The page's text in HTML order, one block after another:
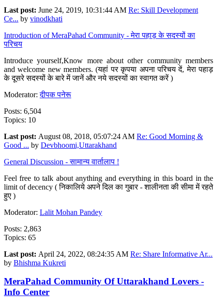
Last post: June 24, 2019, 10:31:44 AM Re: Skill Development
Ce... by vinodkhati
Introduction of MeraPahad Community - मेरा पहाड़ के सदस्यों का
परिचय
Introduce yourself,Know more about other community members
and welcome new members. (यहां पर कृपया अपना परिचय दें, मेरा पहाड़
के दूसरे सदस्यों के बारे में जानें और नये सदस्यों का स्वागत करें )
Moderator:दीपक पनेरू
Posts: 6,504
Topics: 10
Last post: August 08, 2018, 05:07:24 AM Re: Good Morning &
Good ... by Devbhoomi,Uttarakhand
General Discussion - सामान्य वार्तालाप !
Feel free to talk about anything and everything in this board in the
limit of decency ( निकालिये अपने दिल का गुबार - शालीनता की सीमा में रहते
हुए )
Moderator: Lalit Mohan Pandey
Posts: 2,863
Topics: 65
Last post: April 24, 2022, 08:24:35 AM Re: Share Informative Ar...
by Bhishma Kukreti
MeraPahad Community Of Uttarakhand Lovers -
Info Center